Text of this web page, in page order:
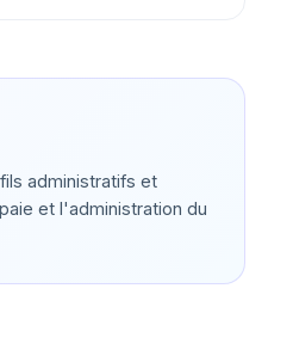
administratifs et
et l'administration du